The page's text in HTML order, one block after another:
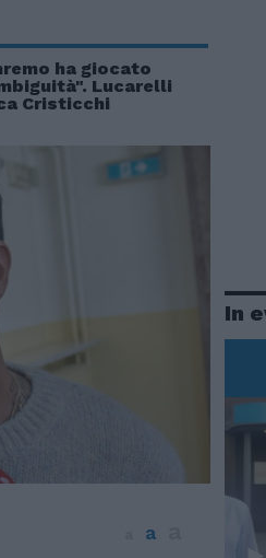
ha giocato
Lucarelli
Cristicchi
a
In